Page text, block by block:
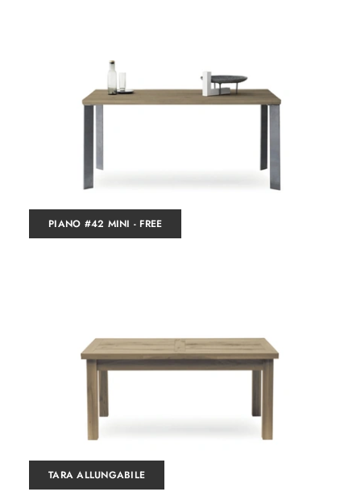
PIANO #42 MINI - FREE
TARA ALLUNGABILE